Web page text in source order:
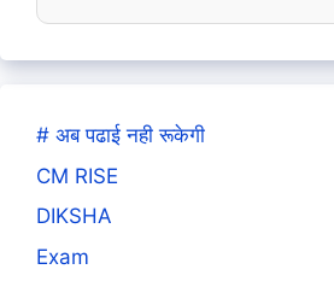
# अब पढाई नही रूकेगी
CM RISE
DIKSHA
Exam